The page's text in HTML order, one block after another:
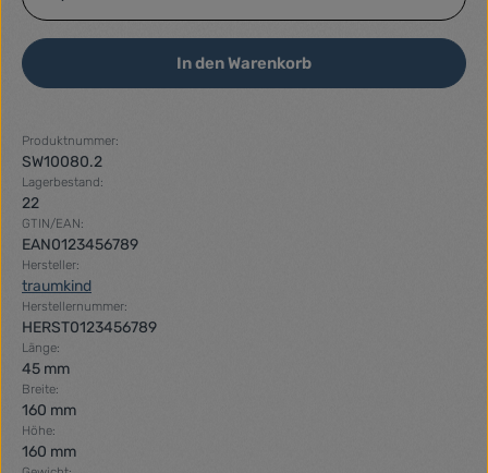
In den Warenkorb
Produktnummer:
SW10080.2
Lagerbestand:
22
GTIN/EAN:
EAN0123456789
Hersteller:
traumkind
Herstellernummer:
HERST0123456789
Länge:
45 mm
Breite:
160 mm
Höhe:
160 mm